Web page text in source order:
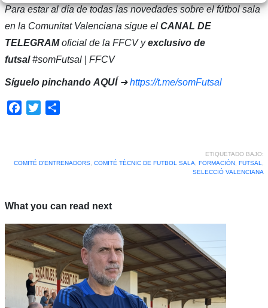
Para estar al día de todas las novedades sobre el fútbol sala
en la Comunitat Valenciana sigue el CANAL DE
TELEGRAMoficial de la FFCV yexclusivo de
futsal#somFutsal | FFCV
Síguelo pinchando AQUÍ➜https://t.me/somFutsal
Facebook
Twitter
ETIQUETADO BAJO:
COMITÉ D'ENTRENADORS, COMITÉ TÈCNIC DE FUTBOL SALA FORMACIÓN, FUTSAL
SELECCIÓ VALENCIANA
What you can read next